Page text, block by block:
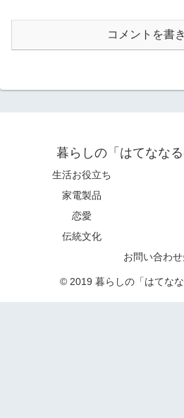
コメントを書
暮らしの「はてなな
生活お役立ち
家電製品
恋愛
伝統文化
お問い合わ
© 2019 暮らしの「はてな